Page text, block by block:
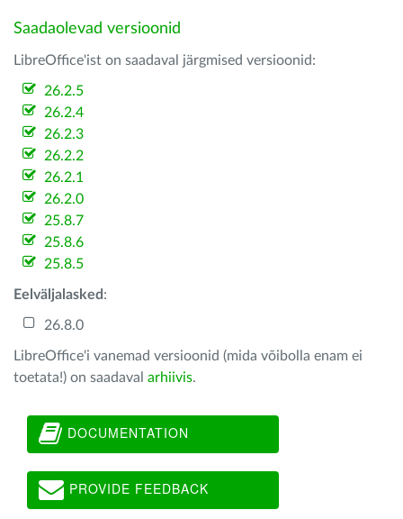
Saadaolevad versioonid
LibreOffice'ist on saadaval järgmised versioonid:
26.2.5
26.2.4
26.2.3
26.2.2
26.2.1
26.2.0
25.8.7
25.8.6
25.8.5
Eelväljalasked :
26.8.0
LibreOffice'i vanemad versioonid (mida võibolla enam ei
toetata!) on saadaval arhiivis.
DOCUMENTATION
PROVIDE FEEDBACK